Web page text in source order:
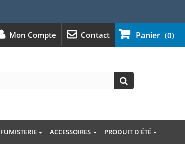
Panier (0)
Contact
Mon Compte
FUMISTERIE ACCESSOIRES PRODUIT D'ÉTÉ